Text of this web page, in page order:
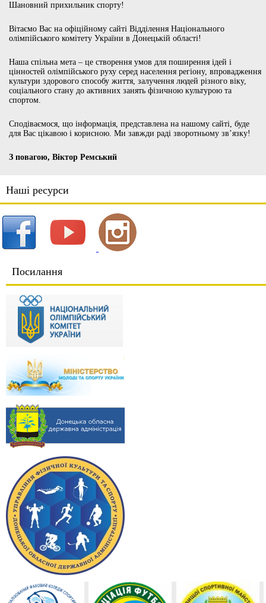
Шановний прихильник спорту!
Вітаємо Вас на офіційному сайті Відділення Національного
олімпійського комітету України в Донецькій області!
Наша спільна мета – це створення умов для поширення ідей і
цінностей олімпійського руху серед населення регіону, впровадження
культури здорового способу життя, залучення людей різного віку,
соціального стану до активних занять фізичною культурою та
спортом.
Сподіваємося, що інформація, представлена на нашому сайті, буде
для Вас цікавою і корисною. Ми завжди раді зворотньому зв’язку!
З повагою, Віктор Ремський
Наші ресурси
Посилання